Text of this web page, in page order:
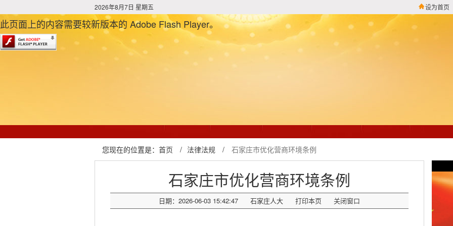
2026年8月7日 星期五 设为首页
此页面上的内容需要较新版本的 Adobe Flash Player。
您现在的位置是： 首页 / 法律法规 / 石家庄市优化营商环境条例
石家庄市优化营商环境条例
日期：2026-06-03 15:42:47 石家庄人大 打印本页 关闭窗口